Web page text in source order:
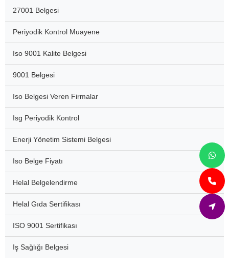
27001 Belgesi
Periyodik Kontrol Muayene
Iso 9001 Kalite Belgesi
9001 Belgesi
Iso Belgesi Veren Firmalar
Isg Periyodik Kontrol
Enerji Yönetim Sistemi Belgesi
Iso Belge Fiyatı
Helal Belgelendirme
Helal Gıda Sertifikası
ISO 9001 Sertifikası
Iş Sağlığı Belgesi